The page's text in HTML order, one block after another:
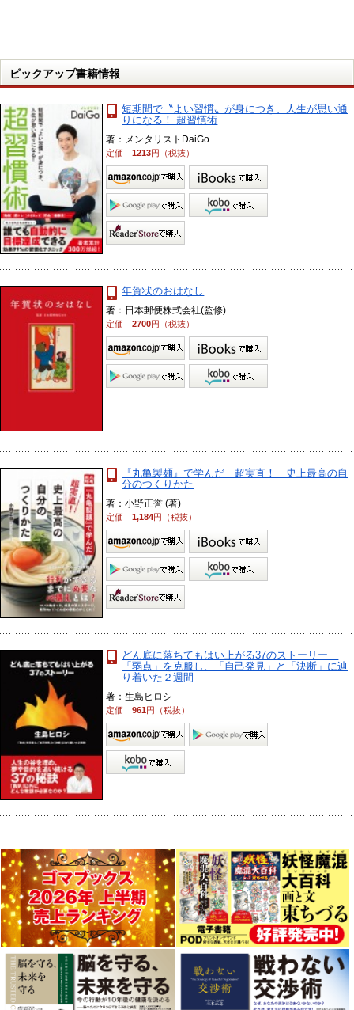
ピックアップ書籍情報
短期間で〝よい習慣〟が身につき、人生が思い通
りになる！ 超習慣術
著：メンタリストDaiGo
定価1213円（税抜）
年賀状のおはなし
著：日本郵便株式会社(監修)
定価2700円（税抜）
『丸亀製麺』で学んだ 超実直！ 史上最高の自
分のつくりかた
著：小野正誉 (著)
定価1,184円（税抜）
どん底に落ちてもはい上がる37のストーリー
「弱点」を克服し、「自己発見」と「決断」に辿
り着いた２週間
著：生島ヒロシ
定価961円（税抜）